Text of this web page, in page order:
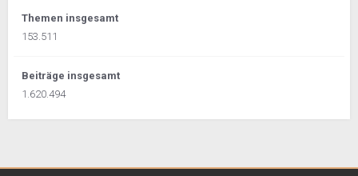
Themen insgesamt
153.511
Beiträge insgesamt
1.620.494